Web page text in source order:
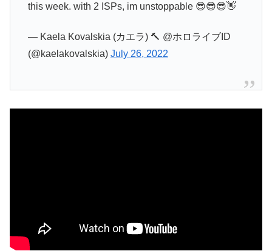
this week. with 2 ISPs, im unstoppable 😎😎😎👋
— Kaela Kovalskia (カエラ) 🔨 @ホロライブID
(@kaelakovalskia) July 26, 2022